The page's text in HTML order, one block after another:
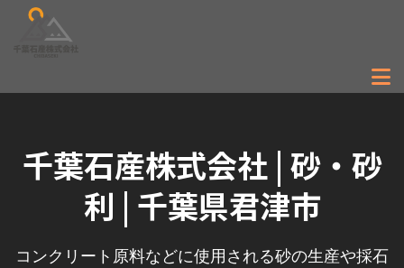
千葉石産株式会社 | 砂・砂
利 | 千葉県君津市
コンクリート原料などに使用される砂の生産や採石